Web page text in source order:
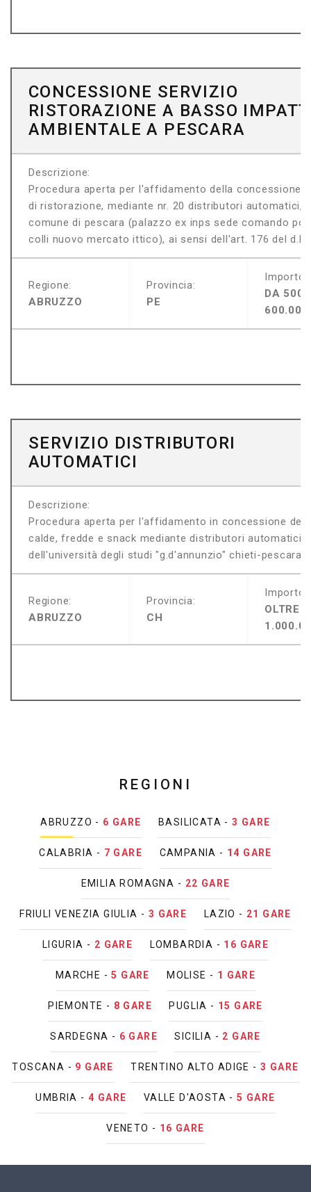
CONCESSIONE SERVIZIO
RISTORAZIONE A BASSO
AMBIENTALE A PESCARA
Descrizione:
Procedura aperta per l'affidamento della concessione
di ristorazione, mediante nr. 20 distributori automatici,
comune di pescara (palazzo ex inps sede comando
colli nuovo mercato ittico), ai sensi dell'art. 176 del
Regione:
ABRUZZO
Provincia:
PE
Importo:
DA
600.000
SERVIZIO DISTRIBUTORI
AUTOMATICI
Descrizione:
Procedura aperta per l'affidamento in concessione del
calde, fredde e snack mediante distributori automatici
dell'università degli studi "g.d'annunzio" chieti-pescara
Regione:
ABRUZZO
Provincia:
CH
Importo:
OLTRE
REGIONI
ABRUZZO - 6 GARE BASILICATA -3 GARE
CALABRIA - 7 GARE CAMPANIA - 14 GARE
EMILIA ROMAGNA - 22 GARE
FRIULI VENEZIA GIULIA - 3 GARE LAZIO - 21 GARE
LIGURIA - 2 GARE LOMBARDIA - 16 GARE
MARCHE -5 GARE MOLISE - 1 GARE
PIEMONTE - 8 GARE PUGLIA - 15 GARE
SARDEGNA - 6 GARE SICILIA - 2 GARE
TOSCANA - 9 GARE TRENTINO ALTO ADIGE -3 GARE
UMBRIA - 4 GARE VALLE D'AOSTA -5 GARE
VENETO - 16 GARE